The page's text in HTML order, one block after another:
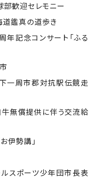
歓迎セレモニー
鑑真の道歩き
記念コンサート「ふる
一周市郡対抗駅伝競走
無償提供に伴う交流給
伊勢講」
スポーツ少年団市長表